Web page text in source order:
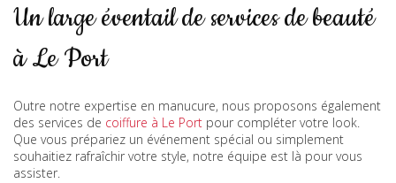
Un large éventail de services de beauté
à Le Port
Outre notre expertise en manucure, nous proposons également
des services de coiffure à Le Port pour compléter votre look.
Que vous prépariez un événement spécial ou simplement
souhaitiez rafraîchir votre style, notre équipe est là pour vous
assister.